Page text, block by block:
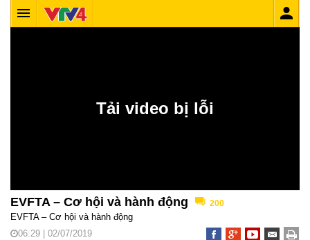
EVFTA – Cơ hội và hành động 200
EVFTA – Cơ hội và hành động
06:29 | 02/07/2019